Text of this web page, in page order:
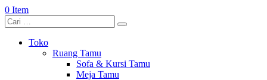
0 Item
Toko
Ruang Tamu
Sofa & Kursi Tamu
Meja Tamu